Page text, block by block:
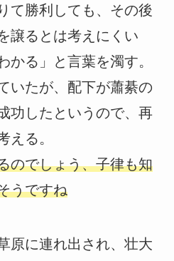
て勝利しても、その後
譲るとは考えにくい
かる」と言葉を濁す。
いたが、配下が蕭綦の
功したというので、再
える。
のでしょう、子律も知
うですね
原に連れ出され、壮大